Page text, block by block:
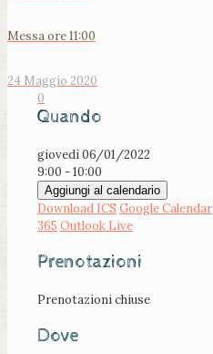
Messa ore 11:00
24 Maggio 2020
0
Quando
giovedì 06/01/2022
9:00 - 10:00
Aggiungi al calendario
Download ICS Google Calendar
365 Outlook Live
Prenotazioni
Prenotazioni chiuse
Dove